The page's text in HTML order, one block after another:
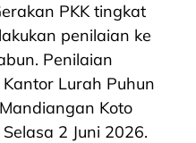
PKK tingkat
penilaian ke
Penilaian
Lurah Puhun
Koto
Selasa 2 Juni 2026.